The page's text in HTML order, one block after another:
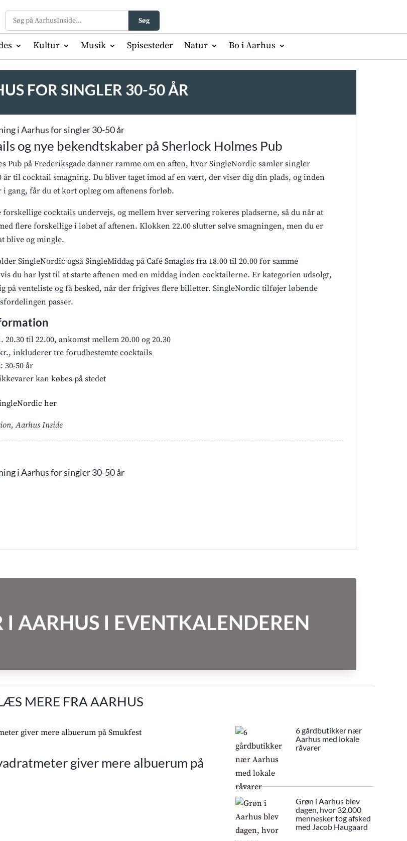
Søg
Kultur Musik Spisesteder Natur Bo i Aarhus
FOR SINGLER 30-50 ÅR
i Aarhus for singler 30-50 år
og nye bekendtskaber på Sherlock Holmes Pub
Pub på Frederiksgade danner ramme om en aften, hvor SingleNordic samler singler
år til cocktail smagning. Du bliver taget imod af en vært, der viser dig din plads, og inden
i gang, får du et kort oplæg om aftenens forløb.
forskellige cocktails undervejs, og mellem hver servering rokeres pladserne, så du når at
flere forskellige i løbet af aftenen. Klokken 22.00 slutter selve smagningen, men du er
blive og mingle.
SingleNordic også SingleMiddag på Café Smagløs fra 18.00 til 20.00 for samme
du har lyst til at starte aftenen med en middag inden cocktailerne. Er kategorien udsolgt,
på venteliste og få besked, når der frigives flere billetter. SingleNordic tilføjer løbende
passer.
til 22.00, ankomst mellem 20.00 og 20.30
inkluderer tre forudbestemte cocktails
30-50 år
kan købes på stedet
her
Aarhus Inside
i Aarhus for singler 30-50 år
I AARHUS I EVENTKALENDEREN
MERE FRA AARHUS
giver mere albuerum på
6 gårdbutikker nær
Aarhus med lokale
råvarer
Grøn i Aarhus blev
dagen, hvor 32.000
mennesker tog afsked
med Jacob Haugaard